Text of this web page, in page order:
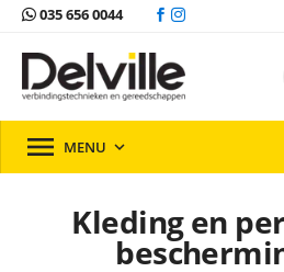
035 656 0044
 MENU 
Kleding en